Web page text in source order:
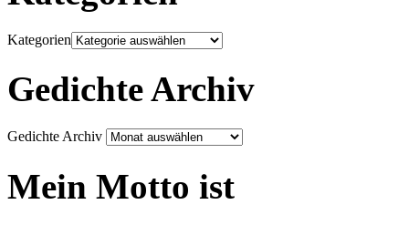
Kategorien
Gedichte Archiv
Gedichte Archiv
Mein Motto ist